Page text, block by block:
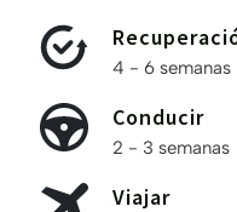
4 - 6 semanas
Conducir
2 - 3 semanas
Viajar